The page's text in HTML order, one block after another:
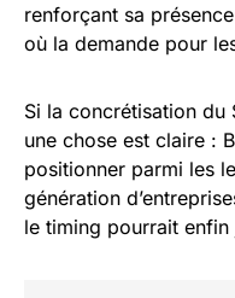
renforçant sa
où la demande pour
Si la concrétisation du
une chose est claire :
positionner parmi les
génération
le timing pourrait